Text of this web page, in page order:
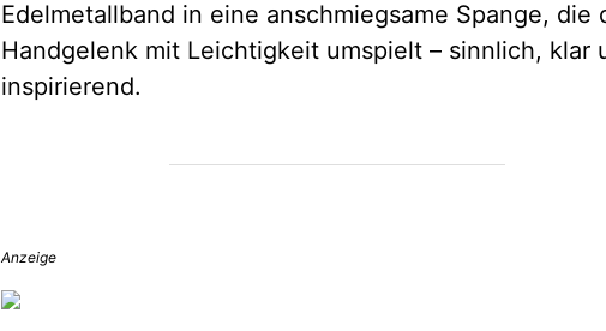
Edelmetallband in eine anschmiegsame Spange, die
Handgelenk mit Leichtigkeit umspielt – sinnlich, klar
inspirierend.
Anzeige